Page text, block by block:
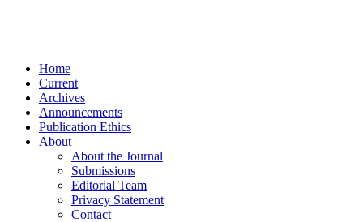
Home
Current
Archives
Announcements
Publication Ethics
About
About the Journal
Submissions
Editorial Team
Privacy Statement
Contact